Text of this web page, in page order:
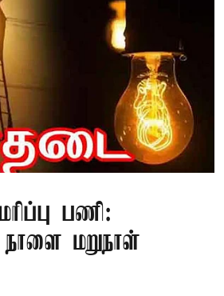
பணி:
மறுநாள்